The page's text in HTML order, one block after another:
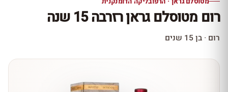
עכשיו ב-10% הנחה
רום מטוסלם גראן רזרבה 15 שנה
רום · בן 15 שנים